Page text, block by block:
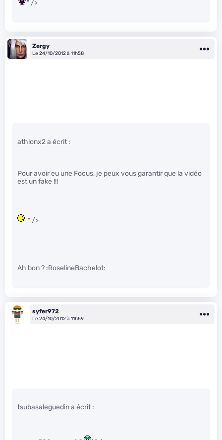
" />
Zergy
Le 24/10/2012 à 11h58
athlonx2 a écrit :
Pour avoir eu une Focus, je peux vous garantir que la vidéo
est un fake !!!
" />
Ah bon ? :RoselineBachelot:
syfer972
Le 24/10/2012 à 11h59
tsubasaleguedin a écrit :